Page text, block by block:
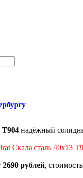
надёжный
Скала сталь 40х13
2690 рублей,